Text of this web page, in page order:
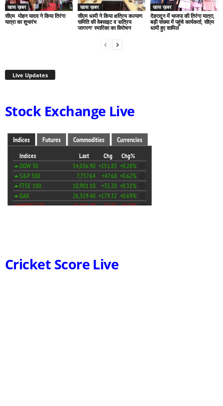
खास ख़बर
सीएम मोहन यादव ने किया तिरंगा
यात्रा का शुभारंभ
खास ख़बर
सीएम धामी ने किया क्षत्रिय कल्याण
समिति की वेबसाइट व ‘क्षत्रिय
जागरण’ स्मारिका का विमोचन
खास ख़बर
देहरादून में भाजपा की तिरंगा यात्रा,
बड़ी संख्या में पहुंचे कार्यकर्ता, सीएम
धामी हुए शामिल
Live Updates
Stock Exchange Live
Cricket Score Live